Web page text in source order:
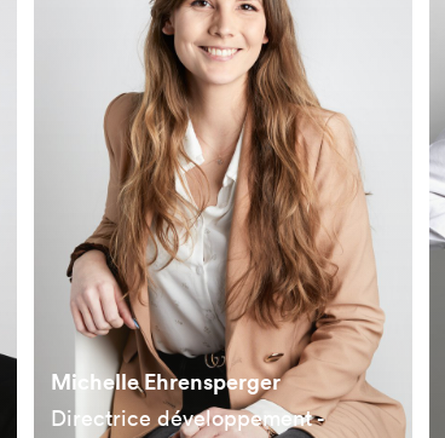
Michelle Ehrensperger
Directrice développement -